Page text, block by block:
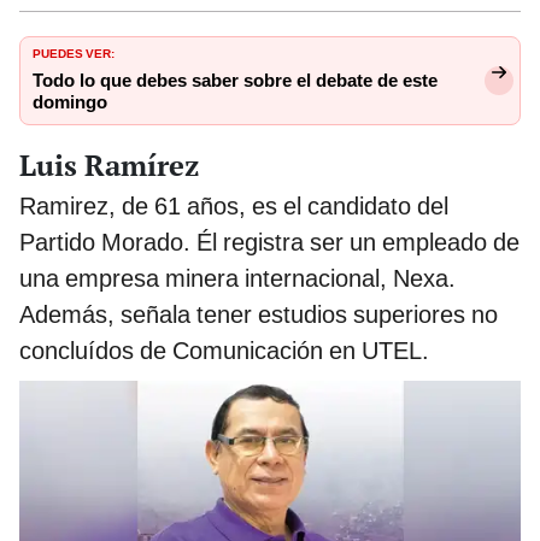
PUEDES VER:
Todo lo que debes saber sobre el debate de este
domingo
Luis Ramírez
Ramirez, de 61 años, es el candidato del
Partido Morado. Él registra ser un empleado de
una empresa minera internacional, Nexa.
Además, señala tener estudios superiores no
concluídos de Comunicación en UTEL.